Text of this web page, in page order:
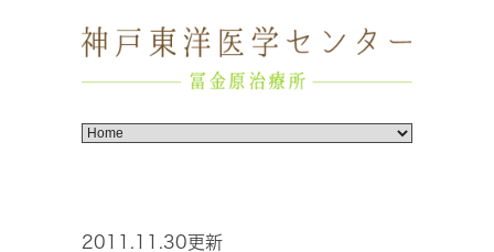
2011.11.30更新